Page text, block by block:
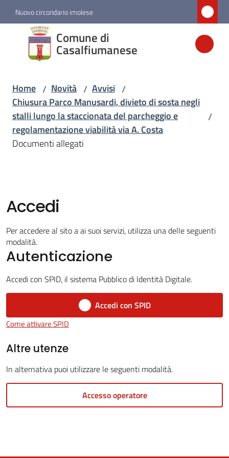
Vai al contenuto
Vai alla navigazione
Vai al footer
Nuovo circondario imolese
Comune di
Casalfiumanese
Comune di
Casalfiumanese
Amministrazione
Novità
Menu selezionato
Casalfiumanese
5x1000
on-
Tutti
gli
Home / Novità / Avvisi /
Chiusura Parco Manusardi, divieto di sosta negli
stalli lungo la staccionata del parcheggio e
regolamentazione viabilità via A. Costa
/
Documenti allegati
Accedi
Per accedere al sito a ai suoi servizi, utilizza una delle seguenti
modalità.
Autenticazione
Accedi con SPID, il sistema Pubblico di Identità Digitale.
Accedi con SPID
Come attivare SPID
Altre utenze
In alternativa puoi utilizzare le seguenti modalità.
Accesso operatore